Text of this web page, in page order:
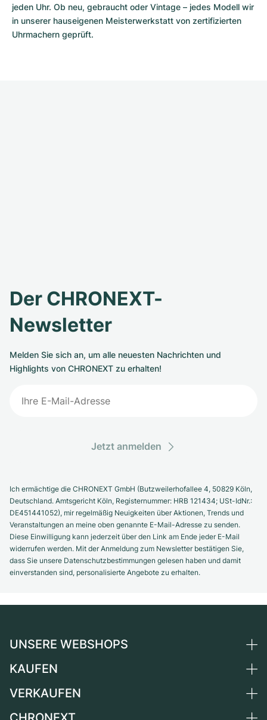
jeden Uhr. Ob neu, gebraucht oder Vintage – jedes Modell wir
in unserer hauseigenen Meisterwerkstatt von zertifizierten
Uhrmachern geprüft.
Der CHRONEXT-
Newsletter
Melden Sie sich an, um alle neuesten Nachrichten und
Highlights von CHRONEXT zu erhalten!
Jetzt anmelden
Ich ermächtige die CHRONEXT GmbH (Butzweilerhofallee 4, 50829 Köln,
Deutschland. Amtsgericht Köln, Registernummer: HRB 121434; USt-IdNr.:
DE451441052), mir regelmäßig Neuigkeiten über Aktionen, Trends und
Veranstaltungen an meine oben genannte E-Mail-Adresse zu senden.
Diese Einwilligung kann jederzeit über den Link am Ende jeder E-Mail
widerrufen werden. Mit der Anmeldung zum Newsletter bestätigen Sie,
dass Sie unsere Datenschutzbestimmungen gelesen haben und damit
einverstanden sind, personalisierte Angebote zu erhalten.
UNSERE WEBSHOPS
Deutschland
KAUFEN
Alle Luxusuhren
VERKAUFEN
Uhr verkaufen